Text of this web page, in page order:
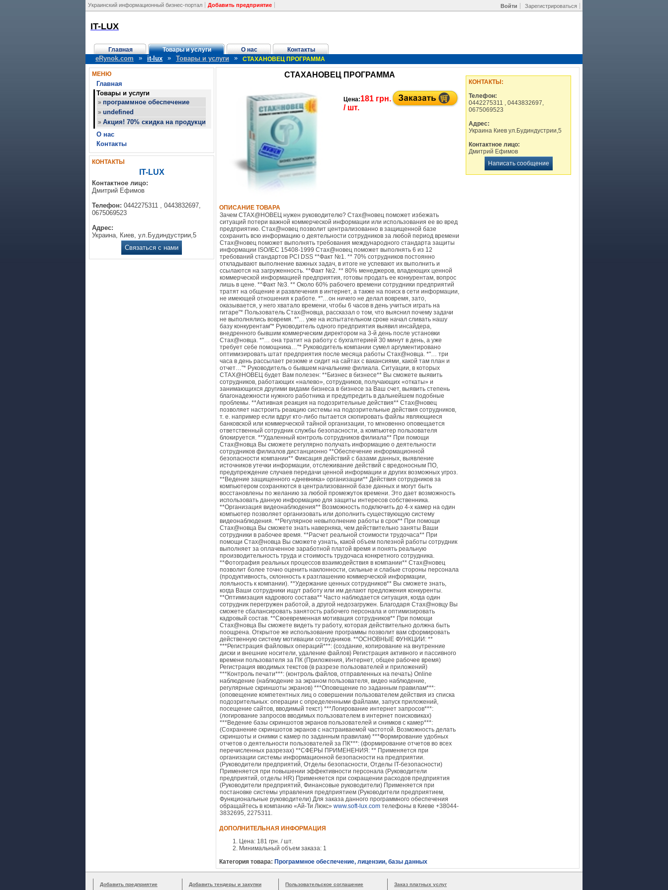
Войти Зарегистрироваться
Украинский информационный бизнес-портал Добавить предприятие
IT-LUX
Главная Товары и услуги О нас Контакты
eRynok.com » it-lux » Товары и услуги » СТАХАНОВЕЦ ПРОГРАММА
МЕНЮ
Главная
Товары и услуги
» программное обеспечение
» undefined
» Акция! 70% скидка на продукцию Adobe (украинские версии) до 17 сентября 2010 года.
О нас
Контакты
КОНТАКТЫ
IT-LUX
Контактное лицо:
Дмитрий Ефимов
Телефон: 0442275311 , 0443832697,
0675069523
Адрес:
Украина, Киев, ул.Будиндустрии,5
Связаться с нами
СТАХАНОВЕЦ ПРОГРАММА
Цена:181 грн.
/ шт.
ОПИСАНИЕ ТОВАРА
Зачем СТАХ@НОВЕЦ нужен руководителю? Стах@новец поможет избежать
ситуаций потери важной коммерческой информации или использования ее во вред
предприятию. Стах@новец позволит централизованно в защищенной базе
сохранить всю информацию о деятельности сотрудников за любой период времени
Стах@новец поможет выполнять требования международного стандарта защиты
информации ISO/IEC 15408-1999 Стах@новец поможет выполнять 6 из 12
требований стандартов PCI DSS **Факт №1. ** 70% сотрудников постоянно
откладывают выполнение важных задач, в итоге не успевают их выполнить и
ссылаются на загруженность. **Факт №2. ** 80% менеджеров, владеющих ценной
коммерческой информацией предприятия, готовы продать ее конкурентам, вопрос
лишь в цене. **Факт №3. ** Около 60% рабочего времени сотрудники предприятий
тратят на общение и развлечения в интернет, а также на поиск в сети информации,
не имеющей отношения к работе. *"…он ничего не делал вовремя, зато,
оказывается, у него хватало времени, чтобы 6 часов в день учиться играть на
гитаре"* Пользователь Стах@новца, рассказал о том, что выяснил почему задачи
не выполнялись вовремя. *"… уже на испытательном сроке начал сливать нашу
базу конкурентам"* Руководитель одного предприятия выявил инсайдера,
внедренного бывшим коммерческим директором на 3-й день после установки
Стах@новца. *"… она тратит на работу с бухгалтерией 30 минут в день, а уже
требует себе помощника…"* Руководитель компании сумел аргументировано
оптимизировать штат предприятия после месяца работы Стах@новца. *"… три
часа в день рассылает резюме и сидит на сайтах с вакансиями, какой там план и
отчет…"* Руководитель о бывшем начальнике филиала. Ситуации, в которых
СТАХ@НОВЕЦ будет Вам полезен: **Бизнес в бизнесе** Вы сможете выявить
сотрудников, работающих «налево», сотрудников, получающих «откаты» и
занимающихся другими видами бизнеса в бизнесе за Ваш счет, выявить степень
благонадежности нужного работника и предупредить в дальнейшем подобные
проблемы. **Активная реакция на подозрительные действия** Стах@новец
позволяет настроить реакцию системы на подозрительные действия сотрудников,
т. е. например если вдруг кто-либо пытается скопировать файлы являющиеся
банковской или коммерческой тайной организации, то мгновенно оповещается
ответственный сотрудник службы безопасности, а компьютер пользователя
блокируется. **Удаленный контроль сотрудников филиала** При помощи
Стах@новца Вы сможете регулярно получать информацию о деятельности
сотрудников филиалов дистанционно **Обеспечение информационной
безопасности компании** Фиксация действий с базами данных, выявление
источников утечки информации, отслеживание действий с вредоносным ПО,
предупреждение случаев передачи ценной информации и других возможных угроз.
**Ведение защищенного «дневника» организации** Действия сотрудников за
компьютером сохраняются в централизованной базе данных и могут быть
восстановлены по желанию за любой промежуток времени. Это дает возможность
использовать данную информацию для защиты интересов собственника.
**Организация видеонаблюдения** Возможность подключить до 4-х камер на один
компьютер позволяет организовать или дополнить существующую систему
видеонаблюдения. **Регулярное невыполнение работы в срок** При помощи
Стах@новца Вы сможете знать наверняка, чем действительно заняты Ваши
сотрудники в рабочее время. **Расчет реальной стоимости трудочаса** При
помощи Стах@новца Вы сможете узнать, какой объем полезной работы сотрудник
выполняет за оплаченное заработной платой время и понять реальную
производительность труда и стоимость трудочаса конкретного сотрудника.
**Фотография реальных процессов взаимодействия в компании** Стах@новец
позволит более точно оценить наклонности, сильные и слабые стороны персонала
(продуктивность, склонность к разглашению коммерческой информации,
лояльность к компании). **Удержание ценных сотрудников** Вы сможете знать,
когда Ваши сотрудники ищут работу или им делают предложения конкуренты.
**Оптимизация кадрового состава** Часто наблюдается ситуация, когда один
сотрудник перегружен работой, а другой недозагружен. Благодаря Стах@новцу Вы
сможете сбалансировать занятость рабочего персонала и оптимизировать
кадровый состав. **Своевременная мотивация сотрудников** При помощи
Стах@новца Вы сможете видеть ту работу, которая действительно должна быть
поощрена. Открытое же использование программы позволит вам сформировать
действенную систему мотивации сотрудников. **ОСНОВНЫЕ ФУНКЦИИ: **
***Регистрация файловых операций***: (создание, копирование на внутренние
диски и внешние носители, удаление файлов) Регистрация активного и пассивного
времени пользователя за ПК (Приложения, Интернет, общее рабочее время)
Регистрация вводимых текстов (в разрезе пользователей и приложений)
***Контроль печати***: (контроль файлов, отправленных на печать) Online
наблюдение (наблюдение за экраном пользователя, видео наблюдение,
регулярные скриншоты экранов) ***Оповещение по заданным правилам***:
(оповещение компетентных лиц о совершении пользователем действия из списка
подозрительных: операции с определенными файлами, запуск приложений,
посещение сайтов, вводимый текст) ***Логирование интернет запросов***:
(логирование запросов вводимых пользователем в интернет поисковиках)
***Ведение базы скриншотов экранов пользователей и снимков с камер***:
(Сохранение скриншотов экранов с настраиваемой частотой. Возможность делать
скриншоты и снимки с камер по заданным правилам) ***Формирование удобных
отчетов о деятельности пользователей за ПК***: (формирование отчетов во всех
перечисленных разрезах) **СФЕРЫ ПРИМЕНЕНИЯ: ** Применяется при
организации системы информационной безопасности на предприятии.
(Руководители предприятий, Отделы безопасности, Отделы IT-безопасности)
Применяется при повышении эффективности персонала (Руководители
предприятий, отделы HR) Применяется при сокращении расходов предприятия
(Руководители предприятий, Финансовые руководители) Применяется при
постановке системы управления предприятием (Руководители предприятием,
Функциональные руководители) Для заказа данного программного обеспечения
обращайтесь в компанию «Ай-Ти Люкс» www.soft-lux.com телефоны в Киеве +38044-
3832695, 2275311.
ДОПОЛНИТЕЛЬНАЯ ИНФОРМАЦИЯ
Цена: 181 грн. / шт.
Минимальный объем заказа: 1
Категория товара: Программное обеспечение, лицензии, базы данных
КОНТАКТЫ:
Телефон:
0442275311 , 0443832697,
0675069523
Адрес:
Украина Киев ул.Будиндустрии,5
Контактное лицо:
Дмитрий Ефимов
Написать сообщение
Добавить предприятие Добавить тендеры и закупки Пользовательское соглашение Заказ платных услуг